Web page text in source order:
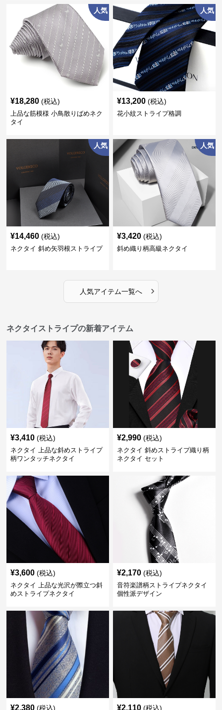
人気
¥18,280 (税込)
上品な筋模様 小鳥散りばめネク
タイ
人気
¥13,200 (税込)
花小紋ストライプ格調
人気
¥14,460 (税込)
ネクタイ 斜め矢羽根ストライプ
人気
¥3,420 (税込)
斜め織り柄高級ネクタイ
人気アイテム一覧へ ›
ネクタイストライプの新着アイテム
¥3,410 (税込)
ネクタイ 上品な斜めストライプ
柄ワンタッチネクタイ
¥2,990 (税込)
ネクタイ 斜めストライプ織り柄
ネクタイ セット
¥3,600 (税込)
ネクタイ 上品な光沢が際立つ斜
めストライプネクタイ
¥2,170 (税込)
音符楽譜柄ストライプネクタイ
個性派デザイン
¥2,380 (税込) ¥2,110 (税込)